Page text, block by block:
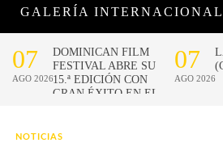
GALERÍA INTERNACIONAL
NOTICIAS